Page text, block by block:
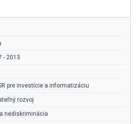
- 2013
pre investície a informatizáciu
rozvoj
nediskriminácia